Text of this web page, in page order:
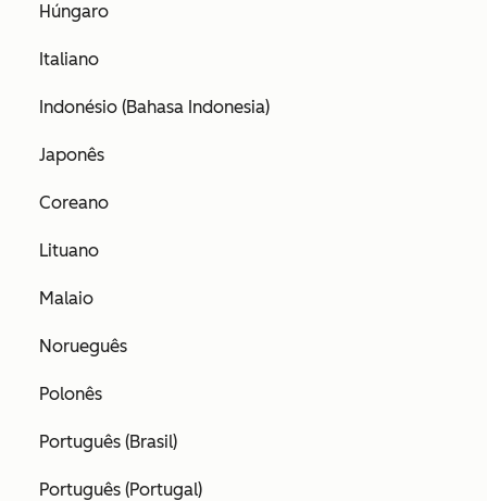
Húngaro
Italiano
Indonésio (Bahasa Indonesia)
Japonês
Coreano
Lituano
Malaio
Norueguês
Polonês
Português (Brasil)
Português (Portugal)